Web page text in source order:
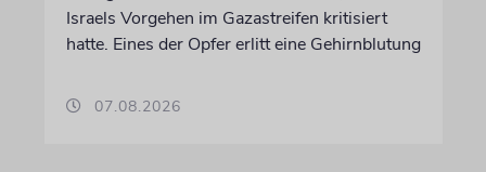
Israels Vorgehen im Gazastreifen kritisiert
hatte. Eines der Opfer erlitt eine Gehirnblutung
07.08.2026